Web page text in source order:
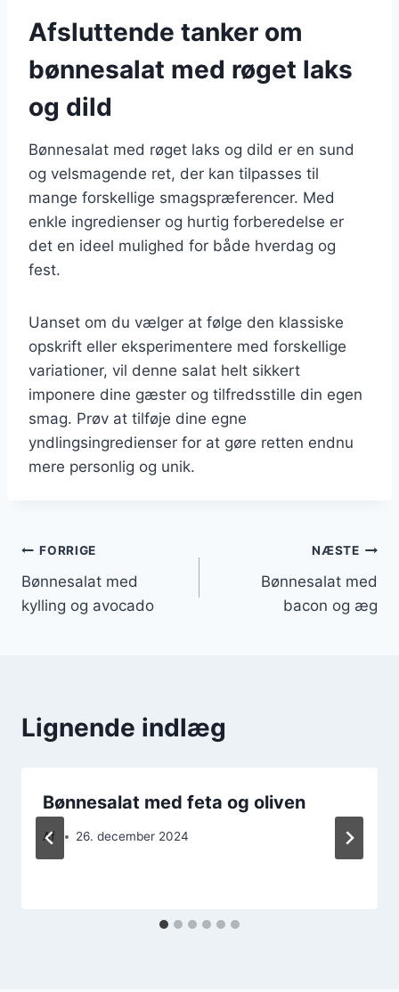
Afsluttende tanker om
bønnesalat med røget laks
og dild
Bønnesalat med røget laks og dild er en sund
og velsmagende ret, der kan tilpasses til
mange forskellige smagspræferencer. Med
enkle ingredienser og hurtig forberedelse er
det en ideel mulighed for både hverdag og
fest.
Uanset om du vælger at følge den klassiske
opskrift eller eksperimentere med forskellige
variationer, vil denne salat helt sikkert
imponere dine gæster og tilfredsstille din egen
smag. Prøv at tilføje dine egne
yndlingsingredienser for at gøre retten endnu
mere personlig og unik.
Indlægsnavigation
FORRIGE
Bønnesalat med
kylling og avocado
NÆSTE
Bønnesalat med
bacon og æg
Lignende indlæg
Bønnesalat med feta og oliven
Af 26. december 2024